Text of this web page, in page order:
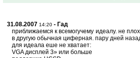
31.08.2007 14:20 - Гад
приближаемся к всемогучему идеалу. не
в другую обычная циферная. пару дней
для идеала еше не хватает:
VGA дисплей 3» или больше